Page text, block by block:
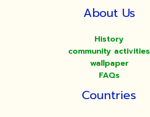
About Us
History
community activities
wallpaper
FAQs
Countries